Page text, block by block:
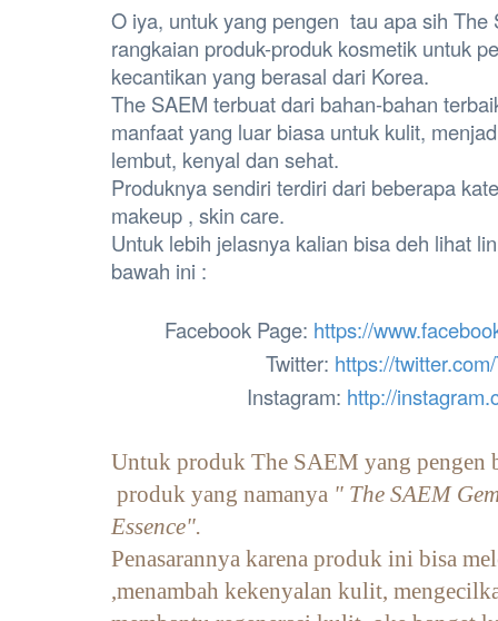
O iya, untuk yang pengen tau apa sih The
rangkaian produk-produk kosmetik untuk
kecantikan yang berasal dari Korea.
The SAEM terbuat dari bahan-bahan
manfaat yang luar biasa untuk kulit,
lembut, kenyal dan sehat.
Produknya sendiri terdiri dari beberapa
makeup , skin care.
Untuk lebih jelasnya kalian bisa deh lihat
bawah ini :
Facebook Page: https://
Twitter: https://
Instagram: http://
Untuk produk The SAEM yang pengen
produk yang namanya " The SAEM
Essence".
Penasarannya karena produk ini bisa
,menambah kekenyalan kulit,